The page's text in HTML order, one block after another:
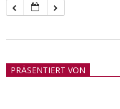
21PRÄSENTIERT VON